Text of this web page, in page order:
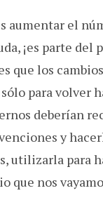
aumentar el
¡es parte del
que los
para volver
deberían
y
utilizarla para
que nos